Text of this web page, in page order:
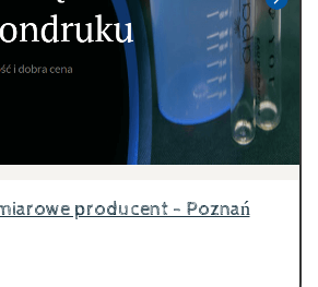
producent - Poznań